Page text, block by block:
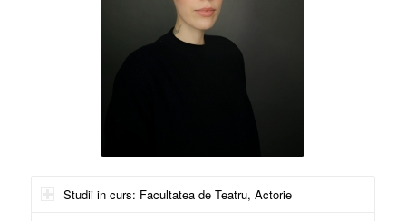
Studii in curs: Facultatea de Teatru, Actorie